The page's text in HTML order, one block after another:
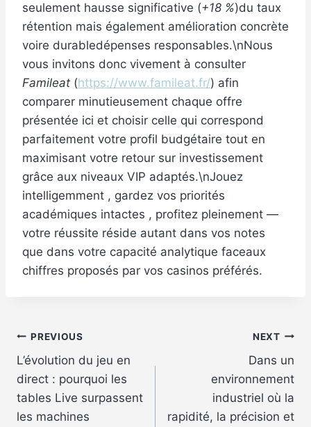
seulement hausse significative (+18 %)du taux
rétention mais également amélioration concrète
voire durable​dépenses responsables.\nNous
vous invitons donc vivement à consulter
Famileat (https://www.famileat.fr/) afin
comparer minutieusement chaque offre
présentée ici et choisir celle qui correspond
parfaitement votre profil budgétaire tout en
maximisant votre retour sur investissement
grâce aux niveaux VIP adaptés.\nJouez
intelligemment , gardez vos priorités
académiques intactes , profitez pleinement ­—
votre réussite réside autant dans vos notes
que dans votre capacité analytique faceaux
chiffres proposés par vos casinos préférés.​
Post
navigation
PREVIOUS
L’évolution du jeu en
direct : pourquoi les
tables Live surpassent
les machines
NEXT
Dans un
environnement
industriel où la
rapidité, la précision et